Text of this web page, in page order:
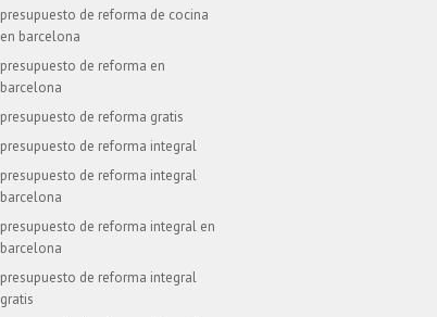
presupuesto de reforma de cocina
en barcelona
presupuesto de reforma en
barcelona
presupuesto de reforma gratis
presupuesto de reforma integral
presupuesto de reforma integral
barcelona
presupuesto de reforma integral en
barcelona
presupuesto de reforma integral
gratis